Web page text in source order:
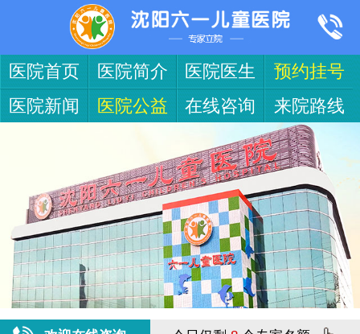
医院首页 医院简介 医院医生
预约挂号
医院新闻
医院公益 在线咨询 来院路线